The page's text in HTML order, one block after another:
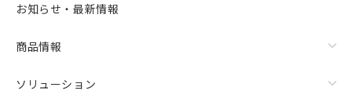
お知らせ・最新情報
商品情報
ソリューション